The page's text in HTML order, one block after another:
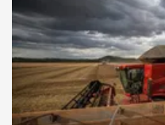
Londrina
R$ 145.000